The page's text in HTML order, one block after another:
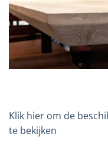
Klik hier om de
te bekijken